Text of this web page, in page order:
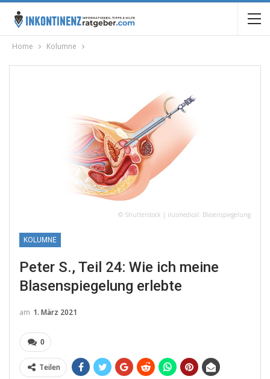
Home Kolumne
© Shutterstock | ilusmedical: Blasenspiegelung
KOLUMNE
Peter S., Teil 24: Wie ich meine
Blasenspiegelung erlebte
am 1. März 2021
0
Teilen